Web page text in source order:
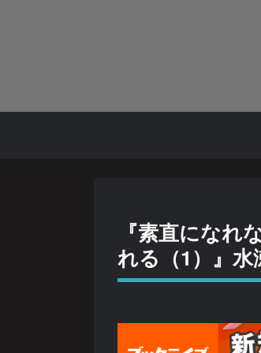
『素直になれ
れる（1）』